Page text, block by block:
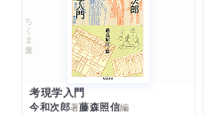
ちくま文庫
考現学入門
今和次郎著藤森照信編